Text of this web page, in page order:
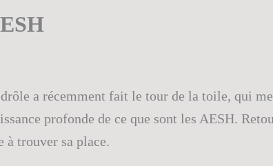
a récemment fait le tour de la toile, qui
profonde de ce que sont les AESH.
trouver sa place.